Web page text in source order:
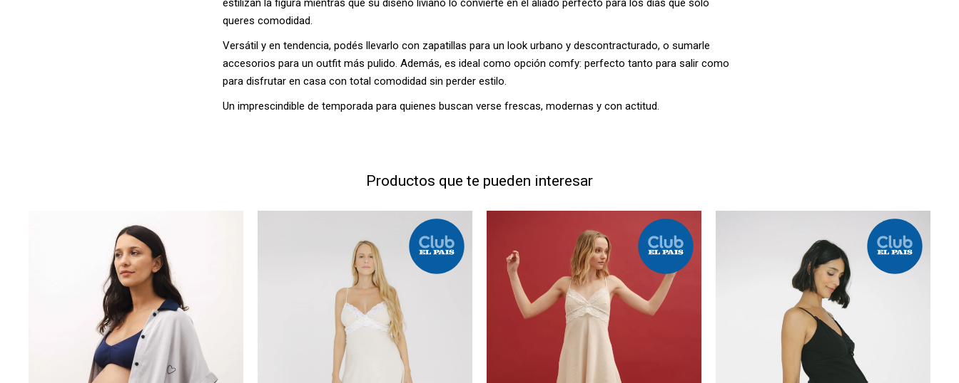
estilizan la figura mientras que su diseño liviano lo convierte en el aliado perfecto para los días que solo
queres comodidad.
Versátil y en tendencia, podés llevarlo con zapatillas para un look urbano y descontracturado, o sumarle
accesorios para un outfit más pulido. Además, es ideal como opción comfy: perfecto tanto para salir como
para disfrutar en casa con total comodidad sin perder estilo.
Un imprescindible de temporada para quienes buscan verse frescas, modernas y con actitud.
Productos que te pueden interesar